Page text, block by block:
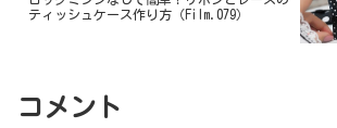
ティッシュケース作り方（Film.079）
コメント